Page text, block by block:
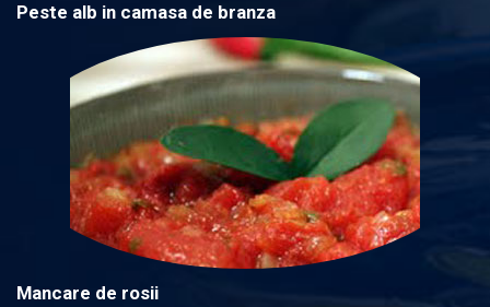
Peste alb in camasa de branza
Mancare de rosii